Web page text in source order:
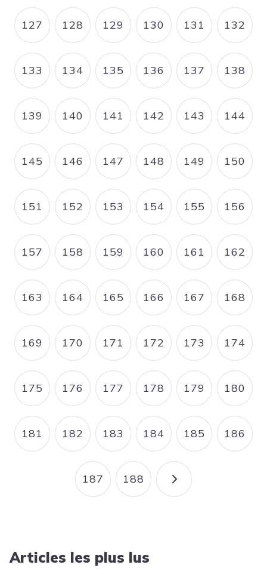
PAGE
127 PAGE
128 PAGE
129 PAGE
130 PAGE
131 PAGE
132
PAGE
133 PAGE
134 PAGE
135 PAGE
136 PAGE
137 PAGE
138
PAGE
139 PAGE
140 PAGE
141 PAGE
142 PAGE
143 PAGE
144
PAGE
145 PAGE
146 PAGE
147 PAGE
148 PAGE
149 PAGE
150
PAGE
151 PAGE
152 PAGE
153 PAGE
154 PAGE
155 PAGE
156
PAGE
157 PAGE
158 PAGE
159 PAGE
160 PAGE
161 PAGE
162
PAGE
163 PAGE
164 PAGE
165 PAGE
166 PAGE
167 PAGE
168
PAGE
169 PAGE
170 PAGE
171 PAGE
172 PAGE
173 PAGE
174
PAGE
175 PAGE
176 PAGE
177 PAGE
178 PAGE
179 PAGE
180
PAGE
181 PAGE
182 PAGE
183 PAGE
184 PAGE
185 PAGE
186
PAGE
187 PAGE
188 PAGE
Articles les plus lus